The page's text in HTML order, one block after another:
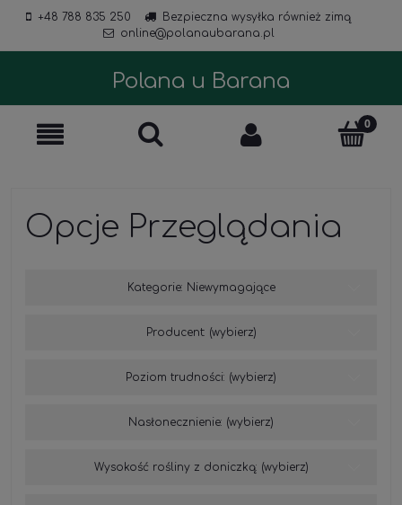
+48 788 835 250
Bezpieczna wysyłka również zimą
online@polanaubarana.pl
Polana u Barana
Opcje Przeglądania
Kategorie: Niewymagające
Producent: (wybierz)
Poziom trudności: (wybierz)
Nasłonecznienie: (wybierz)
Wysokość rośliny z doniczką: (wybierz)